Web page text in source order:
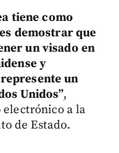
tiene como
demostrar que
un visado en
y
un
Unidos”,
a la
de Estado.